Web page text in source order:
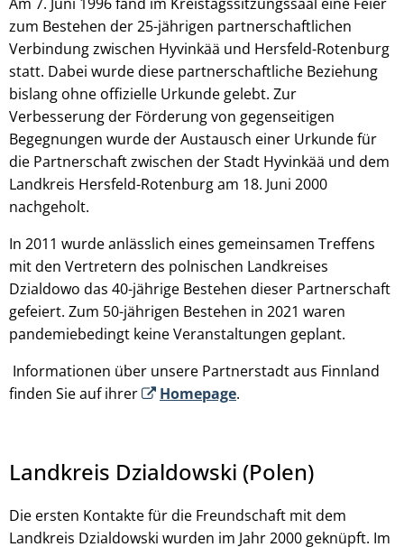
zum Bestehen der 25-jährigen partnerschaftlichen
Verbindung zwischen Hyvinkää und Hersfeld-Rotenburg
statt. Dabei wurde diese partnerschaftliche Beziehung
bislang ohne offizielle Urkunde gelebt. Zur
Verbesserung der Förderung von gegenseitigen
Begegnungen wurde der Austausch einer Urkunde für
die Partnerschaft zwischen der Stadt Hyvinkää und dem
Landkreis Hersfeld-Rotenburg am 18. Juni 2000
nachgeholt.
In 2011 wurde anlässlich eines gemeinsamen Treffens
mit den Vertretern des polnischen Landkreises
Dzialdowo das 40-jährige Bestehen dieser Partnerschaft
gefeiert. Zum 50-jährigen Bestehen in 2021 waren
pandemiebedingt keine Veranstaltungen geplant.
Informationen über unsere Partnerstadt aus Finnland
finden Sie auf ihrer
Homepage.
Landkreis Dzialdowski (Polen)
Die ersten Kontakte für die Freundschaft mit dem
Landkreis Dzialdowski wurden im Jahr 2000 geknüpft. Im